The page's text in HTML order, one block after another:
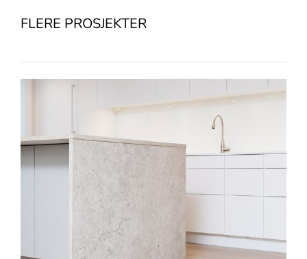
FLERE PROSJEKTER